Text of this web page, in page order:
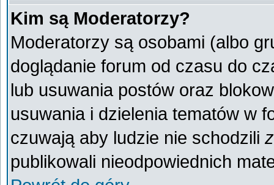
Kim są Moderatorzy?
Moderatorzy są osobami (albo
doglądanie forum od czasu do
lub usuwania postów oraz
usuwania i dzielenia tematów w
czuwają aby ludzie nie schodzili
publikowali nieodpowiednich